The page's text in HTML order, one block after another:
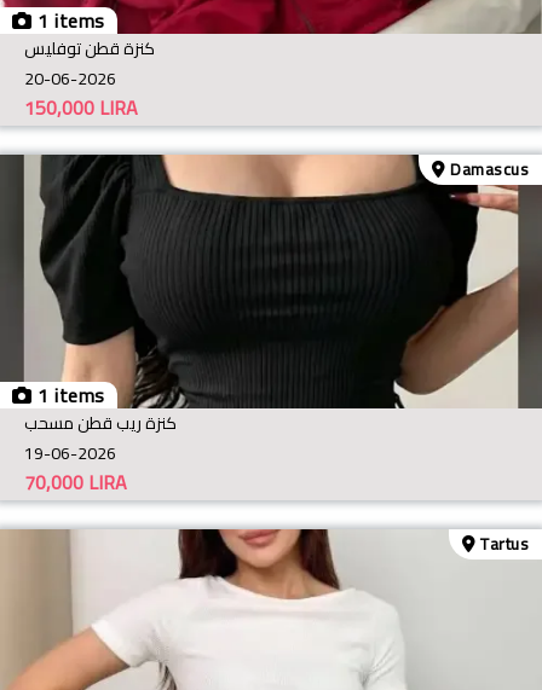
1 items
كنزة قطن توفليس
20-06-2026
LIRA
150,000
1 items
Damascus
كنزة ريب قطن مسحب
19-06-2026
LIRA
70,000
Tartus